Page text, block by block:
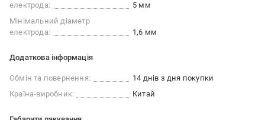
електрода:
5 мм
Мінімальний діаметр
електрода:
1,6 мм
Додаткова інформація
Обмін та повернення:
14 днів з дня покупки
Країна-виробник:
Китай